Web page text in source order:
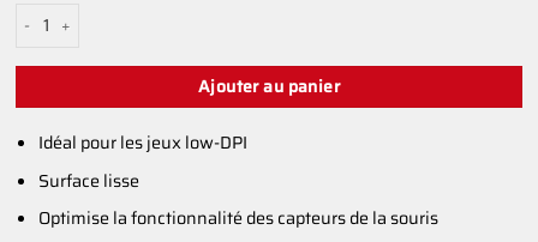
quantité de MOUSEPAD XL T-HEX
Ajouter au panier
Idéal pour les jeux low-DPI
Surface lisse
Optimise la fonctionnalité des capteurs de la souris